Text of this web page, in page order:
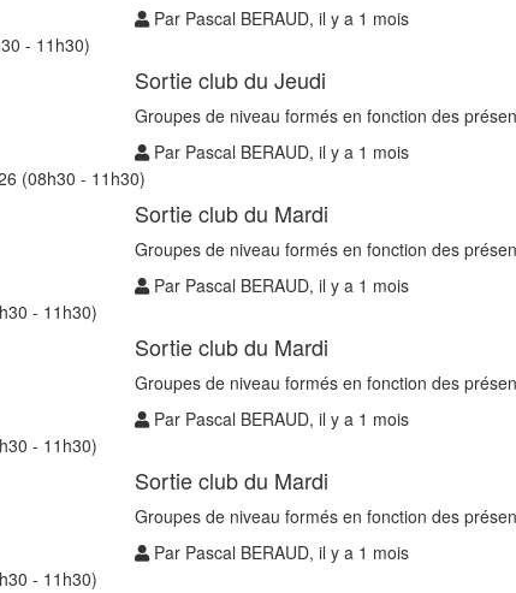
Par Pascal BERAUD, il y a 1 mois
- 11h30)
Sortie club du Jeudi
Groupes de niveau formés en fonction des
Par Pascal BERAUD, il y a 1 mois
(08h30 - 11h30)
Sortie club du Mardi
Groupes de niveau formés en fonction des
Par Pascal BERAUD, il y a 1 mois
- 11h30)
Sortie club du Mardi
Groupes de niveau formés en fonction des
Par Pascal BERAUD, il y a 1 mois
- 11h30)
Sortie club du Mardi
Groupes de niveau formés en fonction des
Par Pascal BERAUD, il y a 1 mois
- 11h30)